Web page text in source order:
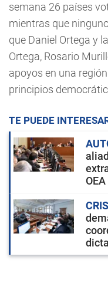
semana 26 países
mientras que
que Daniel Ortega y
Ortega, Rosario
apoyos en una
principios
TE PUEDE